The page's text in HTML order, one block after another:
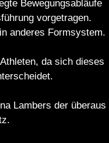
Bewegungsabläufe
vorgetragen.
anderes Formsystem.
da sich dieses
Lambers der überaus